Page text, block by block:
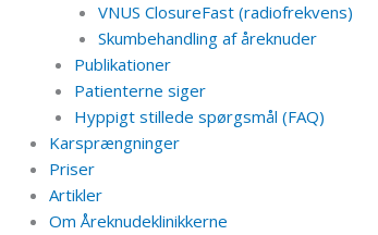
VNUS ClosureFast (radiofrekvens)
Skumbehandling af åreknuder
Publikationer
Patienterne siger
Hyppigt stillede spørgsmål (FAQ)
Karsprængninger
Priser
Artikler
Om Åreknudeklinikkerne